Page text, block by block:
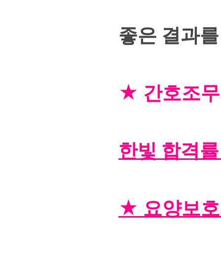
좋은 결과
★ 간호조
한빛 합격
★ 요양보